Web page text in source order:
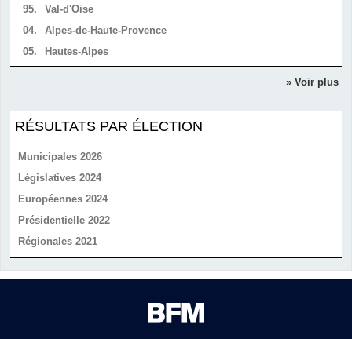
95.
Val-d'Oise
04.
Alpes-de-Haute-Provence
05.
Hautes-Alpes
» Voir plus
RÉSULTATS PAR ÉLECTION
Municipales 2026
Législatives 2024
Européennes 2024
Présidentielle 2022
Régionales 2021